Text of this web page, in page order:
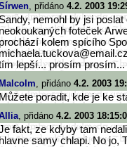
, přidáno 4.2. 2003
nemohl by jsi
neokoukaných foteček
prochází kolem spícího
lepší... prosím
Malcolm, přidáno 4.2. 2003
poradit, kde je ke
, přidáno 4.2. 2003
fakt, ze kdyby tam
hlavne samy chlapi. No jo,